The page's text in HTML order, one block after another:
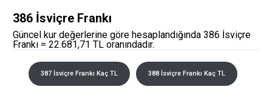
386 İsviçre Frankı
Güncel kur değerlerine göre hesaplandığında 386 İsviçre
Frankı = 22.681,71 TL oranındadır.
387 İsviçre Frankı Kaç TL 388 İsviçre Frankı Kaç TL